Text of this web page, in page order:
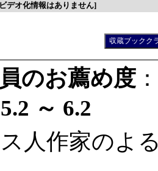
デオ化情報はありません]
のお薦め度 ：
5.2 ～ 6.2
人作家のよ